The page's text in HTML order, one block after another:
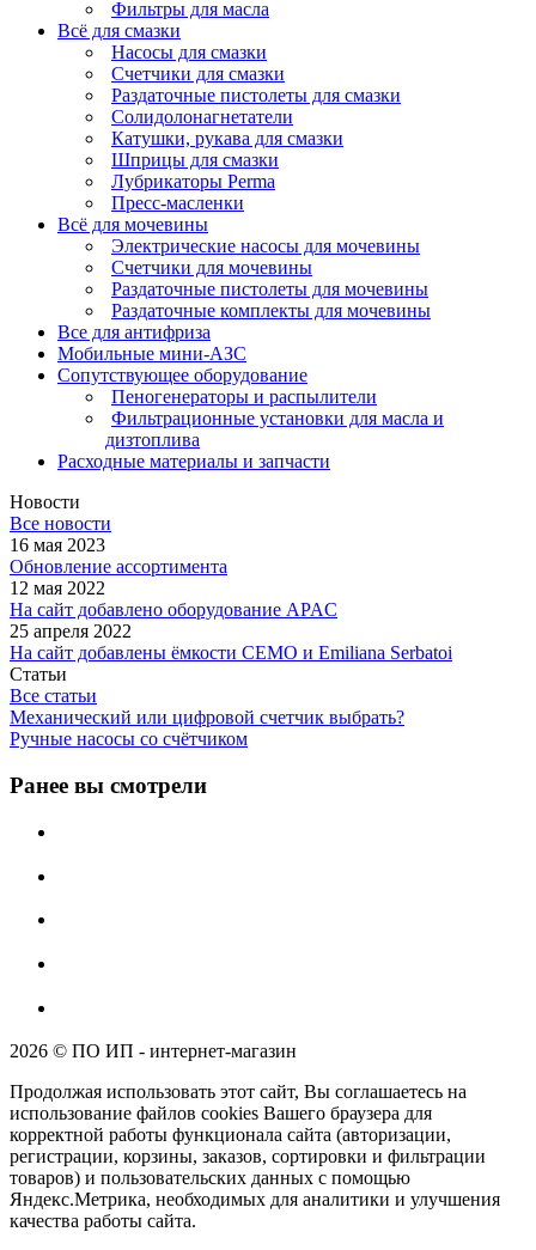
Фильтры для масла
Всё для смазки
Насосы для смазки
Счетчики для смазки
Раздаточные пистолеты для смазки
Солидолонагнетатели
Катушки, рукава для смазки
Шприцы для смазки
Лубрикаторы Perma
Пресс-масленки
Всё для мочевины
Электрические насосы для мочевины
Счетчики для мочевины
Раздаточные пистолеты для мочевины
Раздаточные комплекты для мочевины
Все для антифриза
Мобильные мини-АЗС
Сопутствующее оборудование
Пеногенераторы и распылители
Фильтрационные установки для масла и
дизтоплива
Расходные материалы и запчасти
Новости
Все новости
16 мая 2023
Обновление ассортимента
12 мая 2022
На сайт добавлено оборудование APAC
25 апреля 2022
На сайт добавлены ёмкости CEMO и Emiliana Serbatoi
Статьи
Все статьи
Механический или цифровой счетчик выбрать?
Ручные насосы со счётчиком
Ранее вы смотрели
2026 © ПО ИП - интернет-магазин
Продолжая использовать этот сайт, Вы соглашаетесь на
использование файлов cookies Вашего браузера для
корректной работы функционала сайта (авторизации,
регистрации, корзины, заказов, сортировки и фильтрации
товаров) и пользовательских данных с помощью
Яндекс.Метрика, необходимых для аналитики и улучшения
качества работы сайта.